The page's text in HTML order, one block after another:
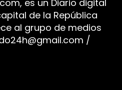
es un Diario digital
de la República
al grupo de medios
/